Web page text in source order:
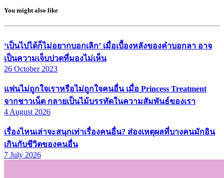
You might also like
‘เป็นไปได้ก็ไม่อยากบอกเลิก’ เมื่อเบื้องหลังของคำบอกลา อาจ
เป็นความเจ็บปวดที่มองไม่เห็น
26 October 2023
แฟนไม่ถูกใจเราหรือไม่ถูกใจคนอื่น เมื่อ Princess Treatment
จากชาวเน็ต กลายเป็นไม้บรรทัดในความสัมพันธ์ของเรา
4 August 2026
เรื่องไหนเล่าจะสนุกเท่าเรื่องคนอื่น? ส่องเหตุผลที่บางคนมักอิน
เกินกับชีวิตของคนอื่น
7 July 2026